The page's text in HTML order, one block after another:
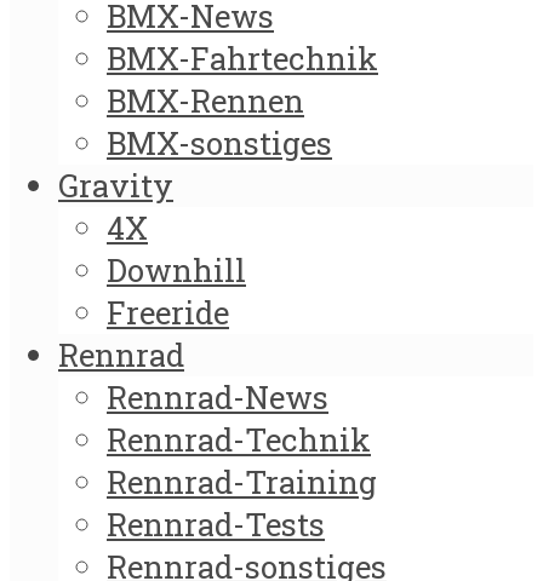
BMX-News
BMX-Fahrtechnik
BMX-Rennen
BMX-sonstiges
Gravity
4X
Downhill
Freeride
Rennrad
Rennrad-News
Rennrad-Technik
Rennrad-Training
Rennrad-Tests
Rennrad-sonstiges